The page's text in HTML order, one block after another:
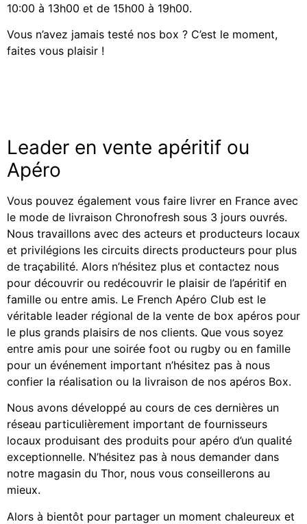
10:00 à 13h00 et de 15h00 à 19h00.
Vous n’avez jamais testé nos box ? C’est le moment,
faites vous plaisir !
Leader en vente apéritif ou
Apéro
Vous pouvez également vous faire livrer en France avec
le mode de livraison Chronofresh sous 3 jours ouvrés.
Nous travaillons avec des acteurs et producteurs locaux
et privilégions les circuits directs producteurs pour plus
de traçabilité. Alors n’hésitez plus et contactez nous
pour découvrir ou redécouvrir le plaisir de l’apéritif en
famille ou entre amis. Le French Apéro Club est le
véritable leader régional de la vente de box apéros pour
le plus grands plaisirs de nos clients. Que vous soyez
entre amis pour une soirée foot ou rugby ou en famille
pour un événement important n’hésitez pas à nous
confier la réalisation ou la livraison de nos apéros Box.
Nous avons développé au cours de ces dernières un
réseau particulièrement important de fournisseurs
locaux produisant des produits pour apéro d’un qualité
exceptionnelle. N’hésitez pas à nous demander dans
notre magasin du Thor, nous vous conseillerons au
mieux.
Alors à bientôt pour partager un moment chaleureux et